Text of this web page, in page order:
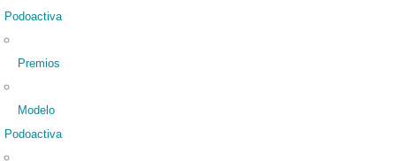
Podoactiva
Premios
Modelo
Podoactiva